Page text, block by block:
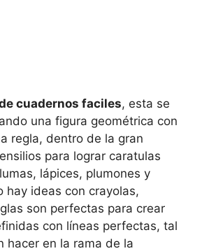
cuadernos faciles, esta se
una figura geométrica con
regla, dentro de la gran
para lograr caratulas
lápices, plumones y
hay ideas con crayolas,
son perfectas para crear
con líneas perfectas, tal
hacer en la rama de la